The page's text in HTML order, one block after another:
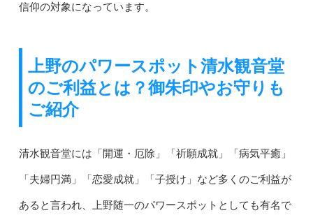
信仰の対象になっています。
上野のパワースポット清水観音堂
のご利益とは？御朱印やお守りも
ご紹介
清水観音堂には「開運・厄除」「祈願成就」「病気平癒」
「夫婦円満」「恋愛成就」「子授け」など多くのご利益が
あると言われ、上野随一のパワースポットとしても有名で